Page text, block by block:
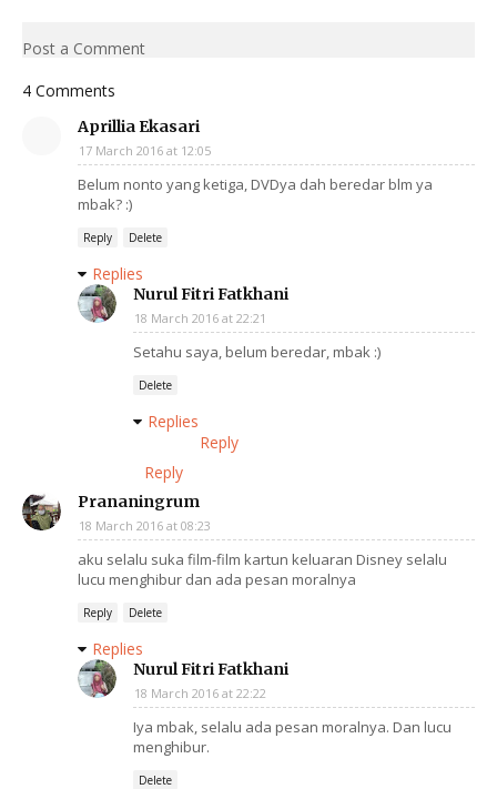
Post a Comment
4 Comments
Aprillia Ekasari
17 March 2016 at 12:05
Belum nonto yang ketiga, DVDya dah beredar blm ya
mbak? :)
Reply Delete
Replies
Nurul Fitri Fatkhani
18 March 2016 at 22:21
Setahu saya, belum beredar, mbak :)
Delete
Replies
Reply
Reply
Prananingrum
18 March 2016 at 08:23
aku selalu suka film-film kartun keluaran Disney selalu
lucu menghibur dan ada pesan moralnya
Reply Delete
Replies
Nurul Fitri Fatkhani
18 March 2016 at 22:22
Iya mbak, selalu ada pesan moralnya. Dan lucu
menghibur.
Delete